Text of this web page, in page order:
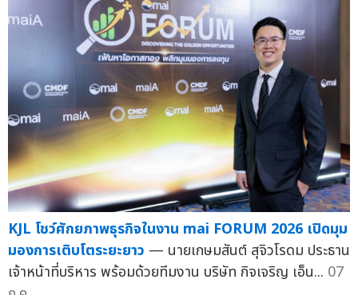
KJL โชว์ศักยภาพธุรกิจในงาน mai FORUM 2026 เปิดมุม
มองการเติบโตระยะยาว — นายเกษมสันต์ สุจิวโรดม ประธาน
เจ้าหน้าที่บริหาร พร้อมด้วยทีมงาน บริษัท กิจเจริญ เอ็น... 07